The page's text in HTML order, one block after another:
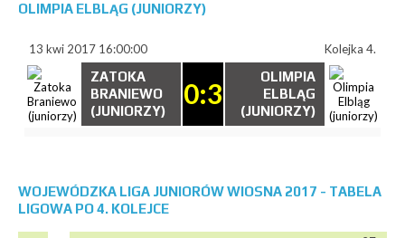
OLIMPIA ELBLĄG (JUNIORZY)
13 kwi 2017 16:00:00 Kolejka 4.
ZATOKA
BRANIEWO
(JUNIORZY)
0:3
OLIMPIA
ELBLĄG
(JUNIORZY)
WOJEWÓDZKA LIGA JUNIORÓW WIOSNA 2017 - TABELA
LIGOWA PO 4. KOLEJCE